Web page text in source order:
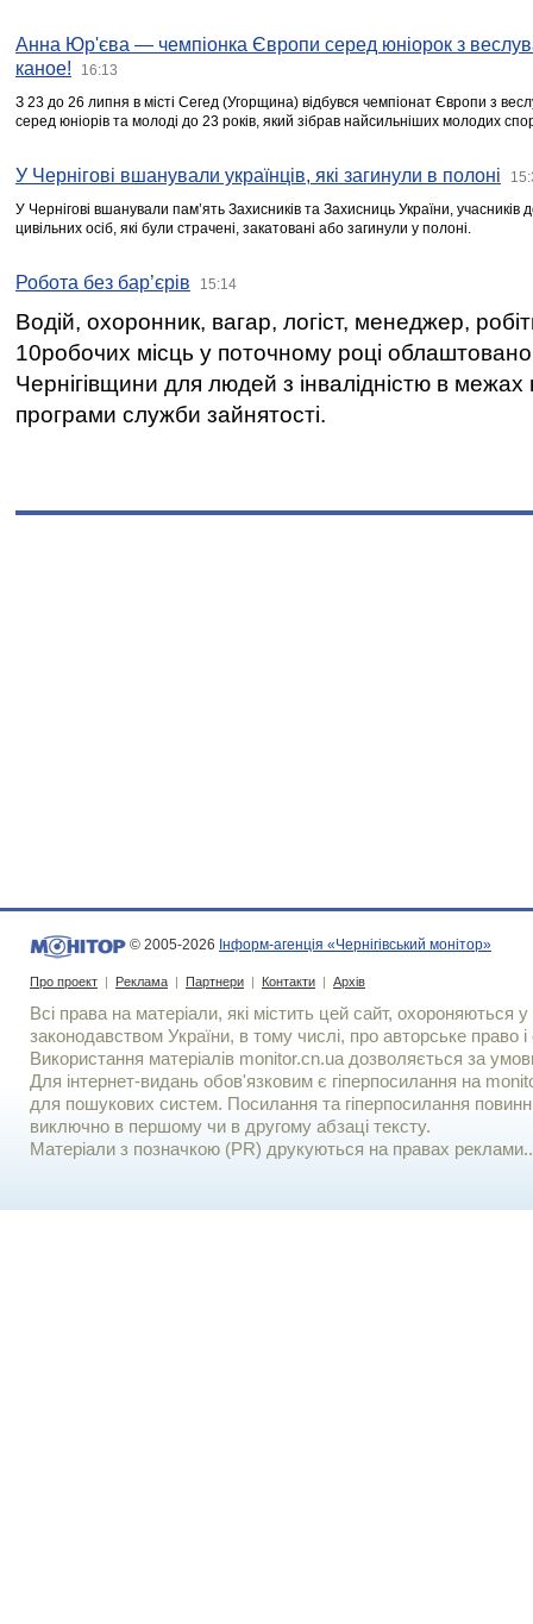
Анна Юр'єва — чемпіонка Європи серед юніорок з
каное!
16:13
З 23 до 26 липня в місті Сегед (Угорщина) відбувся чемпіонат Європи з
серед юніорів та молоді до 23 років, який зібрав найсильніших молодих
У Чернігові вшанували українців, які загинули в полоні
У Чернігові вшанували пам’ять Захисників та Захисниць України,
цивільних осіб, які були страчені, закатовані або загинули у полоні.
Робота без бар’єрів 15:14
Водій, охоронник, вагар, логіст, менеджер,
10робочих місць у поточному році
Чернігівщини для людей з інвалідністю в межах
програми служби зайнятості.
© 2005-2026 Інформ-агенція «Чернігівський монітор»
Про проект | Реклама | Партнери | Контакти | Архів
Всі права на матеріали, які містить цей сайт, охороняються у
законодавством України, в тому числі, про авторське право і
Використання матерiалiв monitor.cn.ua дозволяється за
Для iнтернет-видань обов'язковим є гiперпосилання на
для пошукових систем. Посилання та гіперпосилання
виключно в першому чи в другому абзаці тексту.
Матеріали з позначкою (PR) друкуються на правах реклами..